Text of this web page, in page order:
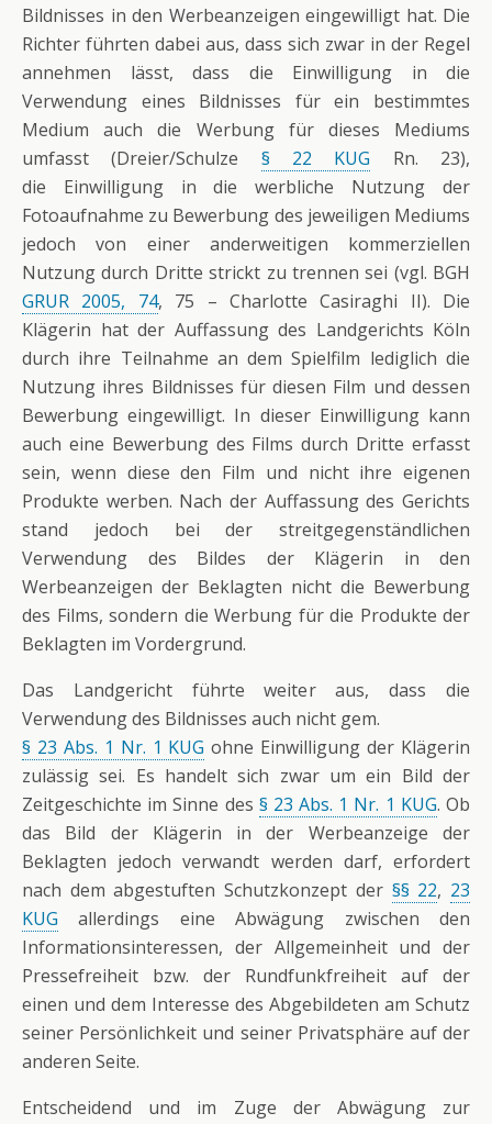
Bildnisses in den Werbeanzeigen eingewilligt hat. Die
Richter führten dabei aus, dass sich zwar in der Regel
annehmen lässt, dass die Einwilligung in die
Verwendung eines Bildnisses für ein bestimmtes
Medium auch die Werbung für dieses Mediums
umfasst (Dreier/Schulze § 22 KUG Rn. 23),
die Einwilligung in die werbliche Nutzung der
Fotoaufnahme zu Bewerbung des jeweiligen Mediums
jedoch von einer anderweitigen kommerziellen
Nutzung durch Dritte strickt zu trennen sei (vgl. BGH
GRUR 2005, 74, 75 – Charlotte Casiraghi II). Die
Klägerin hat der Auffassung des Landgerichts Köln
durch ihre Teilnahme an dem Spielfilm lediglich die
Nutzung ihres Bildnisses für diesen Film und dessen
Bewerbung eingewilligt. In dieser Einwilligung kann
auch eine Bewerbung des Films durch Dritte erfasst
sein, wenn diese den Film und nicht ihre eigenen
Produkte werben. Nach der Auffassung des Gerichts
stand jedoch bei der streitgegenständlichen
Verwendung des Bildes der Klägerin in den
Werbeanzeigen der Beklagten nicht die Bewerbung
des Films, sondern die Werbung für die Produkte der
Beklagten im Vordergrund.
Das Landgericht führte weiter aus, dass die
Verwendung des Bildnisses auch nicht gem.
§ 23 Abs. 1 Nr. 1 KUG ohne Einwilligung der Klägerin
zulässig sei. Es handelt sich zwar um ein Bild der
Zeitgeschichte im Sinne des § 23 Abs. 1 Nr. 1 KUG. Ob
das Bild der Klägerin in der Werbeanzeige der
Beklagten jedoch verwandt werden darf, erfordert
nach dem abgestuften Schutzkonzept der §§ 22, 23
KUG allerdings eine Abwägung zwischen den
Informationsinteressen, der Allgemeinheit und der
Pressefreiheit bzw. der Rundfunkfreiheit auf der
einen und dem Interesse des Abgebildeten am Schutz
seiner Persönlichkeit und seiner Privatsphäre auf der
anderen Seite.
Entscheidend und im Zuge der Abwägung zur